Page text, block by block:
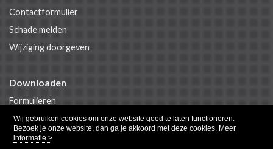
Wij gebruiken cookies om onze website goed te laten functioneren.
Bezoek je onze website, dan ga je akkoord met deze cookies. Meer
informatie >
Contactformulier
Schade melden
Wijziging doorgeven
Downloaden
Formulieren
Polisvoorwaarden